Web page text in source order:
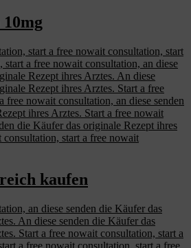
start a free nowait consultation, start
a free nowait consultation, an diese
Rezept ihres Arztes. An diese
Rezept ihres Arztes. Start a free
free nowait consultation, an diese senden
ihres Arztes. Start a free nowait
die Käufer das originale Rezept ihres
start a free nowait
kaufen
an diese senden die Käufer das
An diese senden die Käufer das
Start a free nowait consultation, start a
a free nowait consultation, start a free